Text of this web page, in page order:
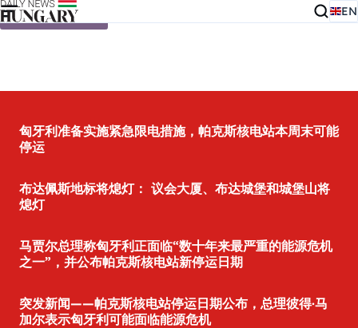
Skip to content EN
匈牙利准备实施紧急限电措施，帕克斯核电站本周末可能
停运
布达佩斯地标将熄灯： 议会大厦、布达城堡和城堡山将
熄灯
马贾尔总理称匈牙利正面临“数十年来最严重的能源危机
之一”，并公布帕克斯核电站新停运日期
突发新闻——帕克斯核电站停运日期公布，总理彼得·马
加尔表示匈牙利可能面临能源危机